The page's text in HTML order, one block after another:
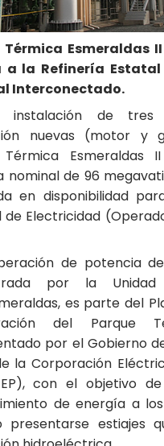
Esmeraldas
a la Refinería
Interconectado.
instalación de tres
nuevas (motor y
Esmeraldas
nominal de 96
en disponibilidad
de Electricidad
de potencia
por la
es parte del
del Parque
por el Gobierno
la Corporación
EP), con el objetivo
de energía a
presentarse estiajes